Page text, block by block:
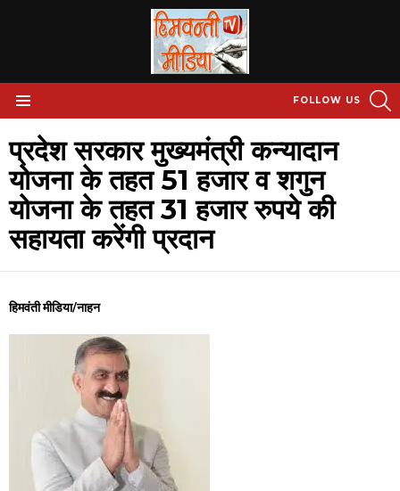
FOLLOW US
प्रदेश सरकार मुख्यमंत्री कन्यादान
योजना के तहत 51 हजार व शगुन
योजना के तहत 31 हजार रुपये की
सहायता करेंगी प्रदान
हिमवंती मीडिया/नाहन